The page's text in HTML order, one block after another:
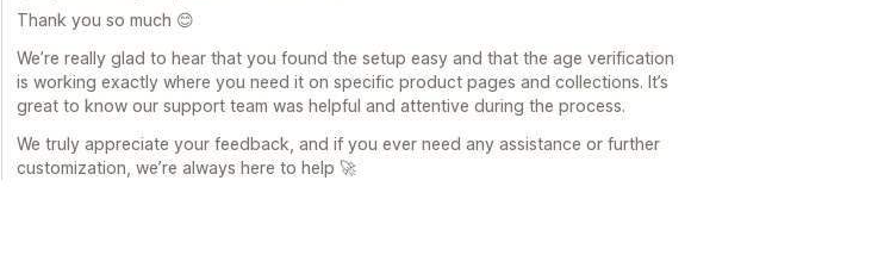
Thank you so much 😊
We’re really glad to hear that you found the setup easy and that the age verification
is working exactly where you need it on specific product pages and collections. It’s
great to know our support team was helpful and attentive during the process.
We truly appreciate your feedback, and if you ever need any assistance or further
customization, we’re always here to help 🚀